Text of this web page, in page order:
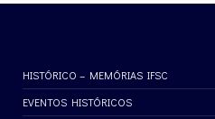
HISTÓRICO – MEMÓRIAS IFSC
EVENTOS HISTÓRICOS